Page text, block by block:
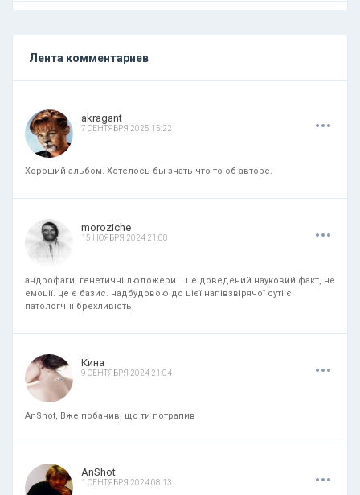
Лента комментариев
akragant
7 СЕНТЯБРЯ 2025 15:22 ...
Хороший альбом. Хотелось бы знать что-то об авторе.
moroziche
15 НОЯБРЯ 2024 21:08 ...
андрофаги, генетичні людожери. і це доведений науковий факт, не
емоції. це є базис. надбудовою до цієї напівзвірячої суті є
патологчні брехливість,
Кина
9 СЕНТЯБРЯ 2024 21:04 ...
AnShot, Вже побачив, що ти потрапив
AnShot
1 СЕНТЯБРЯ 2024 08:13 ...